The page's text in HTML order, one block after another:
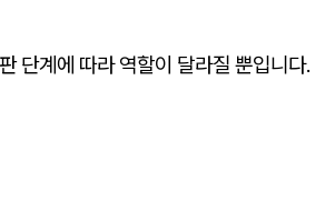
단계에 따라 역할이 달라질 뿐입니다.